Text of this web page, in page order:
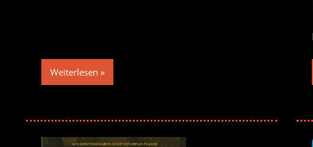
Weiterlesen